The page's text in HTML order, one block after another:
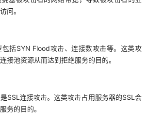
问。
包括SYN Flood攻击、连接数攻击等。这类攻
接池资源从而达到拒绝服务的目的。
SSL连接攻击。这类攻击占用服务器的SSL会
务的目的。